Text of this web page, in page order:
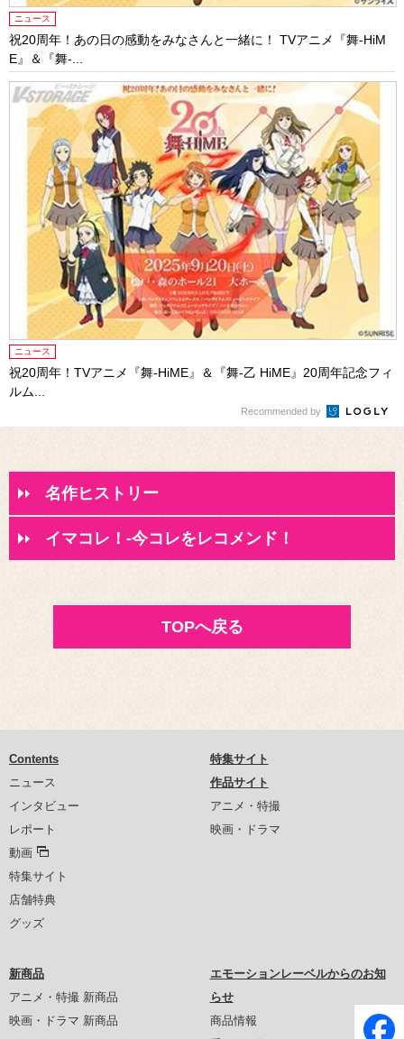
ニュース
祝20周年！あの日の感動をみなさんと一緒に！ TVアニメ『舞-HiM
E』＆『舞-...
ニュース
祝20周年！TVアニメ『舞-HiME』＆『舞-乙 HiME』20周年記念フィ
ルム...
Recommended by
名作ヒストリー
イマコレ！-今コレをレコメンド！
TOPへ戻る
Contents
ニュース
インタビュー
レポート
動画
特集サイト
店舗特典
グッズ
特集サイト
作品サイト
アニメ・特撮
映画・ドラマ
新商品
アニメ・特撮 新商品
映画・ドラマ 新商品
エモーションレーベルからのお知
らせ
商品情報